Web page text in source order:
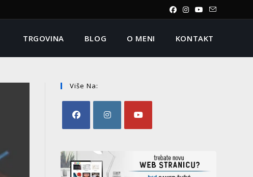
TRGOVINA BLOG O MENI KONTAKT
Više Na: